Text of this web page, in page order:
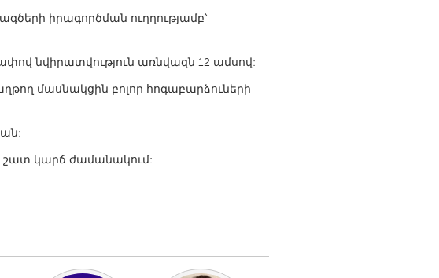
FL
Peekskill, NY
Jose, CA
Santa Cruz, CA
College, PA
Washington, DC
իրագործման ուղղությամբ՝
նվիրատվություն առնվազն 12 ամսով:
մասնակցին բոլոր հոգաբարձուների
շատ կարճ ժամանակում: